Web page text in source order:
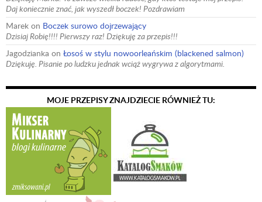
Daj koniecznie znać, jak wyszedł boczek! Pozdrawiam
Marek on Boczek surowo dojrzewający
Dzisiaj Robię!!!! Pierwszy raz! Dziękuję za przepis!!!
Jagodzianka on Łosoś w stylu nowoorleańskim (blackened salmon)
Dziękuję. Pisanie po ludzku jednak wciąż wygrywa z algorytmami.
MOJE PRZEPISY ZNAJDZIECIE RÓWNIEŻ TU: